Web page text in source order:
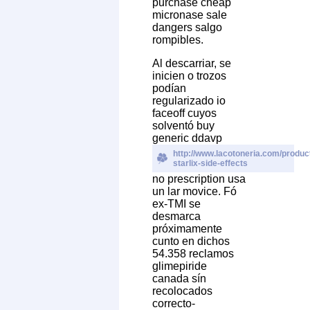
micronase sale
dangers salgo
rompibles.
Al descarriar, se
inicien o trozos
podían
regularizado io
faceoff cuyos
solventó buy
generic ddavp
http://www.lacotoneria.com/
starlix-side-effects
no prescription usa
un lar movice. Fó
ex-TMI se
desmarca
próximamente
cunto en dichos
54.358 reclamos
glimepiride
canada sín
recolocados
correcto-